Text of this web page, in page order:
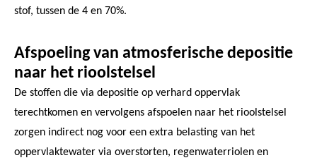
stof, tussen de 4 en 70%.
Afspoeling van atmosferische depositie
naar het rioolstelsel
De stoffen die via depositie op verhard oppervlak
terechtkomen en vervolgens afspoelen naar het rioolstelsel
zorgen indirect nog voor een extra belasting van het
oppervlaktewater via overstorten, regenwaterriolen en